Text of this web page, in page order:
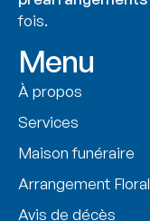
fois.
Menu
À propos
Services
Maison funéraire
Arrangement Floral
Avis de décès